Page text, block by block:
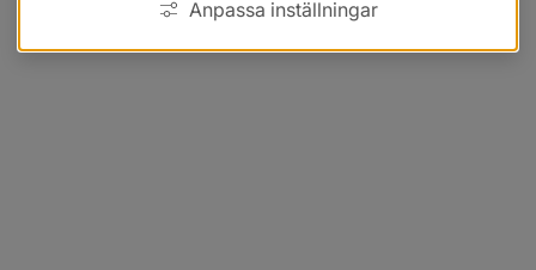
Anpassa inställningar